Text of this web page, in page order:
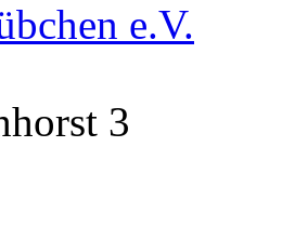
e.V.
3